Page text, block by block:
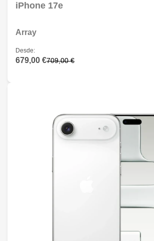
iPhone 17e
Array
Desde:
679,00 €709,00 €